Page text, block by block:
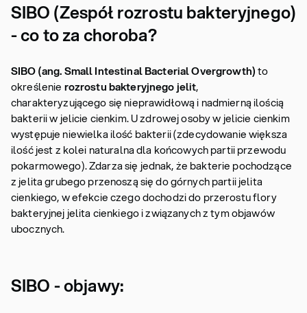
SIBO (Zespół rozrostu bakteryjnego)
- co to za choroba?
SIBO (ang. Small Intestinal Bacterial Overgrowth)to
określenie rozrostu bakteryjnego jelit,
charakteryzującego się nieprawidłową i nadmierną ilością
bakterii w jelicie cienkim. U zdrowej osoby w jelicie cienkim
występuje niewielka ilość bakterii (zdecydowanie większa
ilość jest z kolei naturalna dla końcowych partii przewodu
pokarmowego). Zdarza się jednak, że bakterie pochodzące
z jelita grubego przenoszą się do górnych partii jelita
cienkiego, w efekcie czego dochodzi do przerostu flory
bakteryjnej jelita cienkiego i związanych z tym objawów
ubocznych.
SIBO - objawy: